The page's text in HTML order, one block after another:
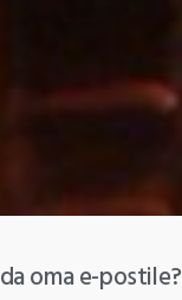
oma e-postile?